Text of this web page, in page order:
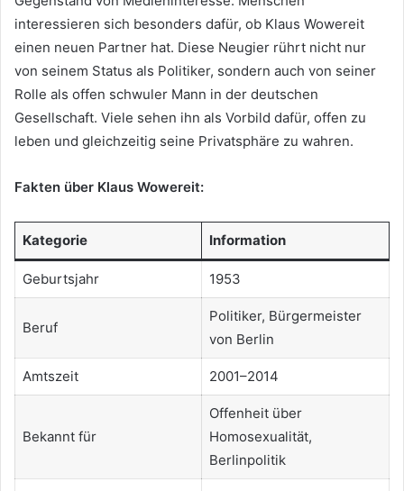
interessieren sich besonders dafür, ob Klaus Wowereit
einen neuen Partner hat. Diese Neugier rührt nicht nur
von seinem Status als Politiker, sondern auch von seiner
Rolle als offen schwuler Mann in der deutschen
Gesellschaft. Viele sehen ihn als Vorbild dafür, offen zu
leben und gleichzeitig seine Privatsphäre zu wahren.
Fakten über Klaus Wowereit:
Kategorie Information
Geburtsjahr 1953
Beruf
Politiker, Bürgermeister
von Berlin
Amtszeit 2001–2014
Bekannt für
Offenheit über
Homosexualität,
Berlinpolitik